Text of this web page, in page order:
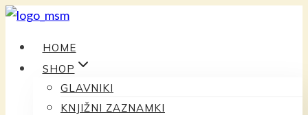
Preskoči
vsebinoHOME
SHOP
GLAVNIKI
KNJIŽNI ZAZNAMKI